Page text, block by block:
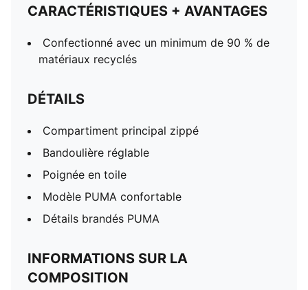
CARACTÉRISTIQUES + AVANTAGES
Confectionné avec un minimum de 90 % de
matériaux recyclés
DÉTAILS
Compartiment principal zippé
Bandoulière réglable
Poignée en toile
Modèle PUMA confortable
Détails brandés PUMA
INFORMATIONS SUR LA
COMPOSITION